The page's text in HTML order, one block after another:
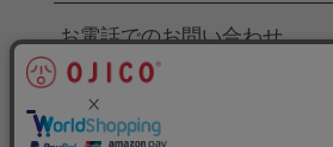
お電話でのお問い合わせ
076-246-5050
※5/2（土）から5/6（水）までの間は
わせ受付をお休みさせていただきます。